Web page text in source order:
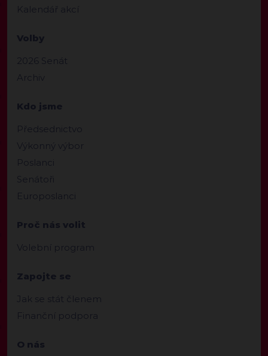
Kalendář akcí
Volby
2026 Senát
Archiv
Kdo jsme
Předsednictvo
Výkonný výbor
Poslanci
Senátoři
Europoslanci
Proč nás volit
Volební program
Zapojte se
Jak se stát členem
Finanční podpora
O nás